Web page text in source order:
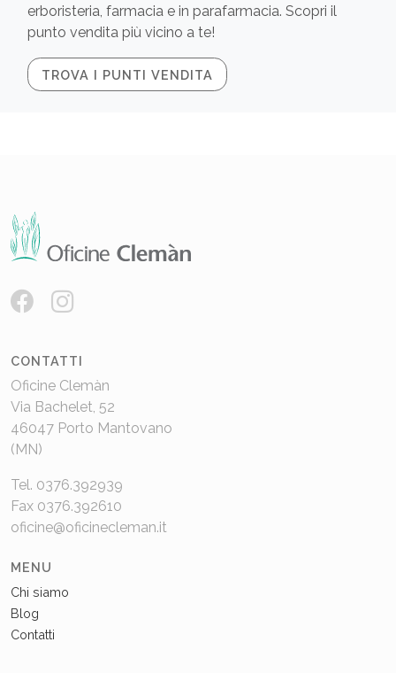
erboristeria, farmacia e in parafarmacia. Scopri il
punto vendita più vicino a te!
TROVA I PUNTI VENDITA
CONTATTI
Oficine Clemàn
Via Bachelet, 52
46047 Porto Mantovano
(MN)
Tel. 0376.392939
Fax 0376.392610
oficine@oficinecleman.it
MENU
Chi siamo
Blog
Contatti